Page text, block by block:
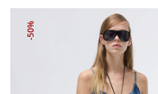
-50%